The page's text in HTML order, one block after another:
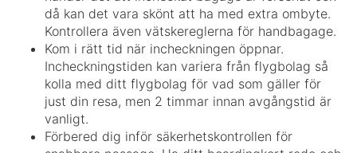
då kan det vara skönt att ha med extra ombyte.
Kontrollera även vätskereglerna för handbagage.
Kom i rätt tid när incheckningen öppnar.
Incheckningstiden kan variera från flygbolag så
kolla med ditt flygbolag för vad som gäller för
just din resa, men 2 timmar innan avgångstid är
vanligt.
Förbered dig inför säkerhetskontrollen för